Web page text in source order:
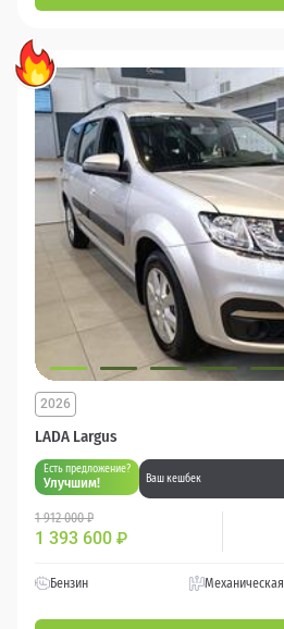
LADA Largus
2026
Есть предложение?
Улучшим! Ваш кешбек
1 912 000 ₽
1 393 600 ₽
Бензин Механическая